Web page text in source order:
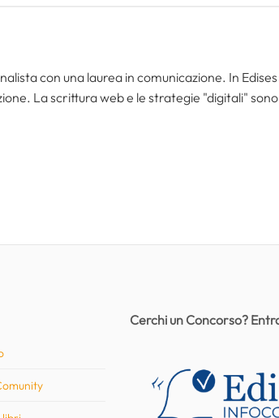
con una laurea in comunicazione. In
La scrittura web e le strategie "digitali"
Cerchi un Concorso?